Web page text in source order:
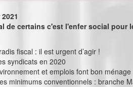
de certains c'est l'enfer social
fiscal : il est urgent d’agir !
syndicats en 2020
et emplois font bon ménage
minimums conventionnels : branche